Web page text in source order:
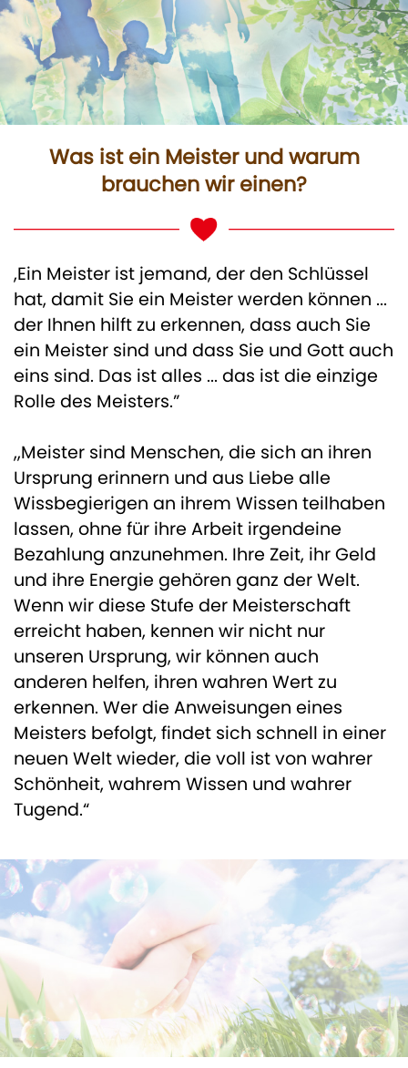
Was ist ein Meister und warum
brauchen wir einen?
,Ein Meister ist jemand, der den Schlüssel
hat, damit Sie ein Meister werden können ...
der Ihnen hilft zu erkennen, dass auch Sie
ein Meister sind und dass Sie und Gott auch
eins sind. Das ist alles ... das ist die einzige
Rolle des Meisters.”
,,Meister sind Menschen, die sich an ihren
Ursprung erinnern und aus Liebe alle
Wissbegierigen an ihrem Wissen teilhaben
lassen, ohne für ihre Arbeit irgendeine
Bezahlung anzunehmen. Ihre Zeit, ihr Geld
und ihre Energie gehören ganz der Welt.
Wenn wir diese Stufe der Meisterschaft
erreicht haben, kennen wir nicht nur
unseren Ursprung, wir können auch
anderen helfen, ihren wahren Wert zu
erkennen. Wer die Anweisungen eines
Meisters befolgt, findet sich schnell in einer
neuen Welt wieder, die voll ist von wahrer
Schönheit, wahrem Wissen und wahrer
Tugend.“